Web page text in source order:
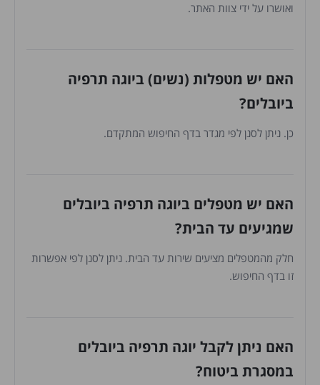
ואושרו על ידי צוות האתר.
האם יש מטפלות (נשים) ביוגה תרפיה
ביובלים?
כן. ניתן לסנן לפי מגדר בדף החיפוש המתקדם.
האם יש מטפלים ביוגה תרפיה ביובלים
שמגיעים עד הבית?
חלק מהמטפלים מציעים שירות עד הבית. ניתן לסנן לפי אפשרות
זו בדף החיפוש.
האם ניתן לקבל יוגה תרפיה ביובלים
במסגרת ביטוח?